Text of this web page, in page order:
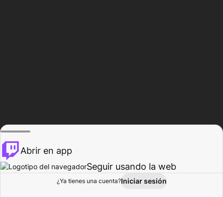
Explorar Actividad
Abrir en app
Seguir usando la web
¿Ya tienes una cuenta?Iniciar sesión